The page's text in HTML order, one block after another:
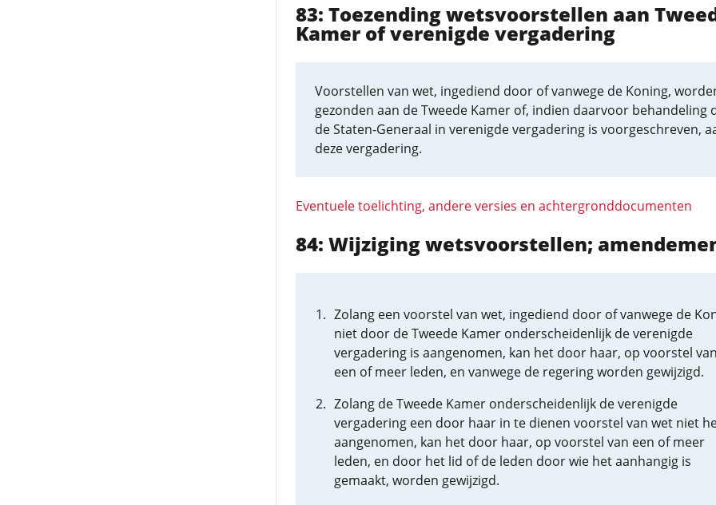
83: Toezending wetsvoorstellen aan
Kamer of verenigde vergadering
Voorstellen van wet, ingediend door of vanwege de Koning,
gezonden aan de Tweede Kamer of, indien daarvoor behandeling
de Staten-Generaal in verenigde vergadering is voorgeschreven,
deze vergadering.
Eventuele toelichting, andere versies en achtergronddocumenten
84: Wijziging wetsvoorstellen;
Zolang een voorstel van wet, ingediend door of vanwege de
niet door de Tweede Kamer onderscheidenlijk de verenigde
vergadering is aangenomen, kan het door haar, op voorstel
een of meer leden, en vanwege de regering worden gewijzigd.
Zolang de Tweede Kamer onderscheidenlijk de verenigde
vergadering een door haar in te dienen voorstel van wet niet
aangenomen, kan het door haar, op voorstel van een of meer
leden, en door het lid of de leden door wie het aanhangig is
gemaakt, worden gewijzigd.